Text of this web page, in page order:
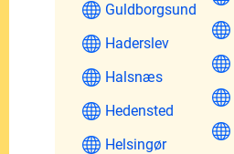
Guldborgsund
Haderslev
Halsnæs
Hedensted
Helsingør